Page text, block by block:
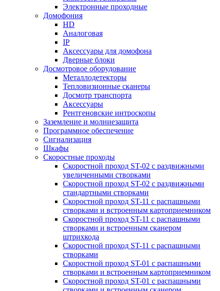
Электронные проходные
Домофония
HD
Аналоговая
IP
Аксессуары для домофона
Дверные блоки
Досмотровое оборудование
Металлодетекторы
Тепловизионные сканеры
Досмотр транспорта
Аксессуары
Рентгеновские интроскопы
Заземление и молниезащита
Программное обеспечение
Сигнализация
Шкафы
Скоростные проходы
Скоростной проход ST-02 с раздвижными
увеличенными створками
Скоростной проход ST-02 с раздвижными
стандартными створками
Скоростной проход ST-11 с распашными
створками и встроенным картоприемником
Скоростной проход ST-11 с распашными
створками и встроенным сканером
штрихкода
Скоростной проход ST-11 с распашными
створками
Скоростной проход ST-01 с распашными
створками и встроенным картоприемником
Скоростной проход ST-01 с распашными